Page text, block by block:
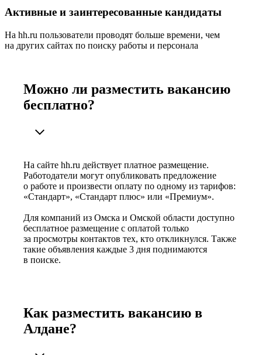
Активные и заинтересованные кандидаты
На hh.ru пользователи проводят больше времени, чем
на других сайтах по поиску работы и персонала
Можно ли разместить вакансию
бесплатно?
На сайте hh.ru действует платное размещение.
Работодатели могут опубликовать предложение
о работе и произвести оплату по одному из тарифов:
«Стандарт», «Стандарт плюс» или «Премиум».
Для компаний из Омска и Омской области доступно
бесплатное размещение с оплатой только
за просмотры контактов тех, кто откликнулся. Также
такие объявления каждые 3 дня поднимаются
в поиске.
Как разместить вакансию в
Алдане?